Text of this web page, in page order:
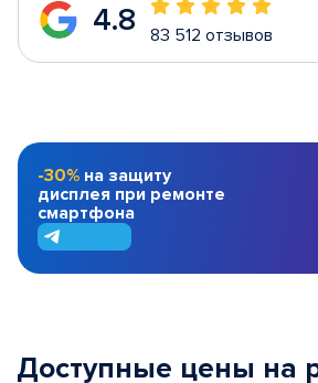
4.8 83 512 отзывов
-30% на защиту
дисплея при ремонте
смартфона
Доступные цены на